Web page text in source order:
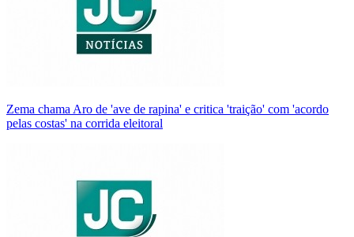
Zema chama Aro de 'ave de rapina' e critica 'traição' com 'acordo
pelas costas' na corrida eleitoral